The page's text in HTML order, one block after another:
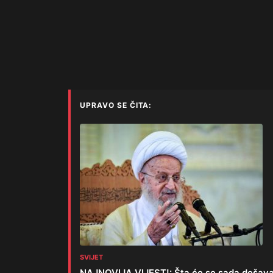
UPRAVO SE ČITA:
SVIJET